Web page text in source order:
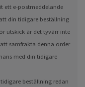
ett e-postmeddelande
din tidigare beställning
utskick är det tyvärr inte
samfrakta denna order
med din tidigare
beställning redan